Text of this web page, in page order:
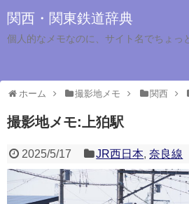
関西・関東鉄道辞典
個人的なメモなのに、サイト名でちょっ
ホーム 撮影地メモ 関西
撮影地メモ:上狛駅
2025/5/17 JR西日本,奈良線